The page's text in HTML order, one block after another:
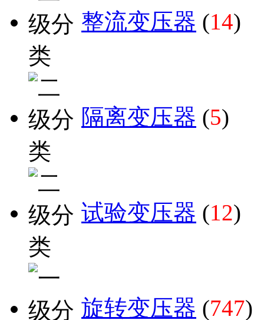
整流变压器 (14)
隔离变压器 (5)
试验变压器 (12)
旋转变压器 (747)